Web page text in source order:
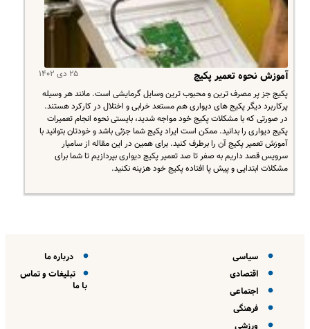
۲۵ دی ۱۴۰۲ آموزش نحوه تعمیر پکیج
پکیج جز پر مصرف ترین و محبوب ترین وسایل گرمایشی است. مانند هر وسیله
پرکاربرد دیگر پکیج های دیواری هم مستعد خرابی و اختلال در کارکرد هستند.
در صورتی که با مشکلات پکیج خود مواجه شدید، بایستی نحوه انجام تعمیرات
پکیج دیواری را بدانید. ممکن است ایراد پکیج شما جزئی باشد و خودتان بتوانید با
آموزش تعمیر پکیج آن را برطرف کنید. برای همین در این مقاله از سامیار
سرویس قصد داریم به صفر تا صد تعمیر پکیج دیواری بپردازیم تا شما برای
مشکلات ابتدایی و پیش پا افتاده پکیج خود هزینه نکنید.
سیاسی
اقتصادی
اجتماعی
فرهنگی
ورزشی
درباره ما
تبلیغات و تماس
با ما